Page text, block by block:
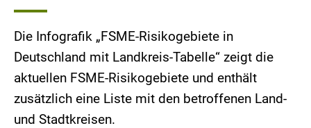
Die Infografik „FSME-Risikogebiete in
Deutschland mit Landkreis-Tabelle“ zeigt die
aktuellen FSME-Risikogebiete und enthält
zusätzlich eine Liste mit den betroffenen Land-
und Stadtkreisen.